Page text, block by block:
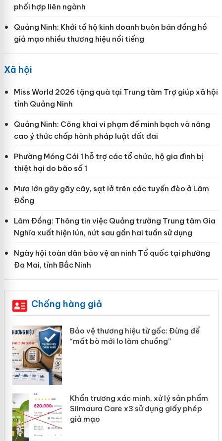
phối hợp liên ngành
Quảng Ninh: Khởi tố hộ kinh doanh buôn bán đồng hồ
giả mạo nhiều thương hiệu nổi tiếng
Xã hội
Miss World 2026 tặng quà tại Trung tâm Trợ giúp xã hội
tỉnh Quảng Ninh
Quảng Ninh: Công khai vi phạm để minh bạch và nâng
cao ý thức chấp hành pháp luật đất đai
Phường Móng Cái 1 hỗ trợ các tổ chức, hộ gia đình bị
thiệt hại do bão số 1
Mưa lớn gây gãy cây, sạt lở trên các tuyến đèo ở Lâm
Đồng
Lâm Đồng: Thông tin việc Quảng trường Trung tâm Gia
Nghĩa xuất hiện lún, nứt sau gần hai tuần sử dụng
Ngày hội toàn dân bảo vệ an ninh Tổ quốc tại phường
Đa Mai, tỉnh Bắc Ninh
Chống hàng giả
Bảo vệ thương hiệu từ gốc: Đừng để
“mất bò mới lo làm chuồng”
Khẩn trương xác minh, xử lý sản phẩm
Slimaura Care x3 sử dụng giấy phép
giả mạo